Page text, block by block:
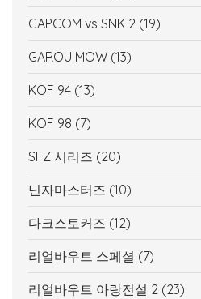
CAPCOM vs SNK 2 (19)
GAROU MOW (13)
KOF 94 (13)
KOF 98 (7)
SFZ 시리즈 (20)
닌자마스터즈 (10)
다크스토커즈 (12)
리얼바우트 스페셜 (7)
리얼바우트 아랑전설 2 (23)